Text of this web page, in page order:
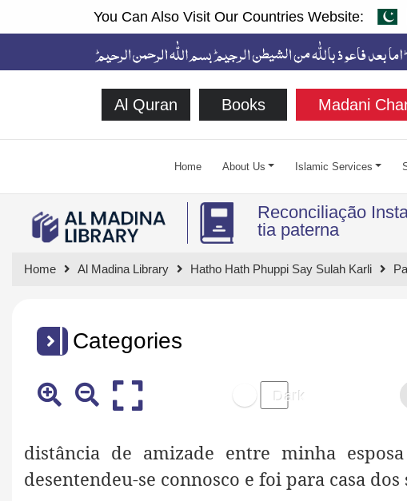
You Can Also Visit Our Countries Website:
Al Quran Books Madani
Home About Us Islamic Services
Reconciliação
tia paterna
Home Al Madina Library Hatho Hath Phuppi Say Sulah Karli
Categories
distância de amizade entre minha
desentendeu-se connosco e foi para casa dos